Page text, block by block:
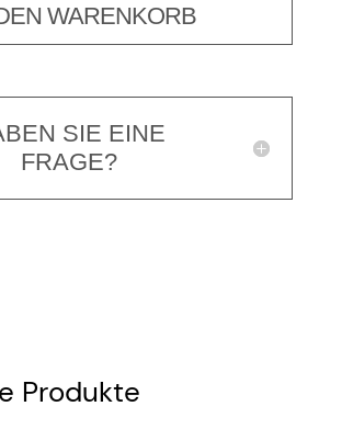
WARENKORB
SIE EINE
FRAGE?
Produkte